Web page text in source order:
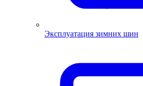
Эксплуатация зимних шин